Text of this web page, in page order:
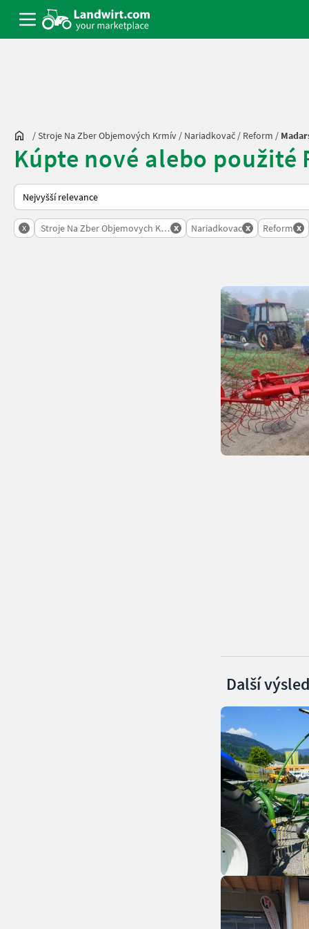
/Stroje Na Zber Objemových Krmív / Nariadkovač / Reform /
Kúpte nové alebo použité
Takto se řadí nabídky na Landwirt.com
x Stroje Na Zber Objemovych Krmiv
x Nariadkovac x Reform x
Další